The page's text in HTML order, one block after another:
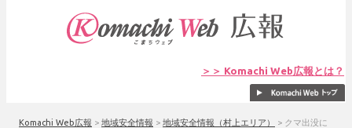
＞＞ Komachi Web広報とは？
Komachi Web広報 > 地域安全情報 > 地域安全情報（村上エリア） > クマ出没に